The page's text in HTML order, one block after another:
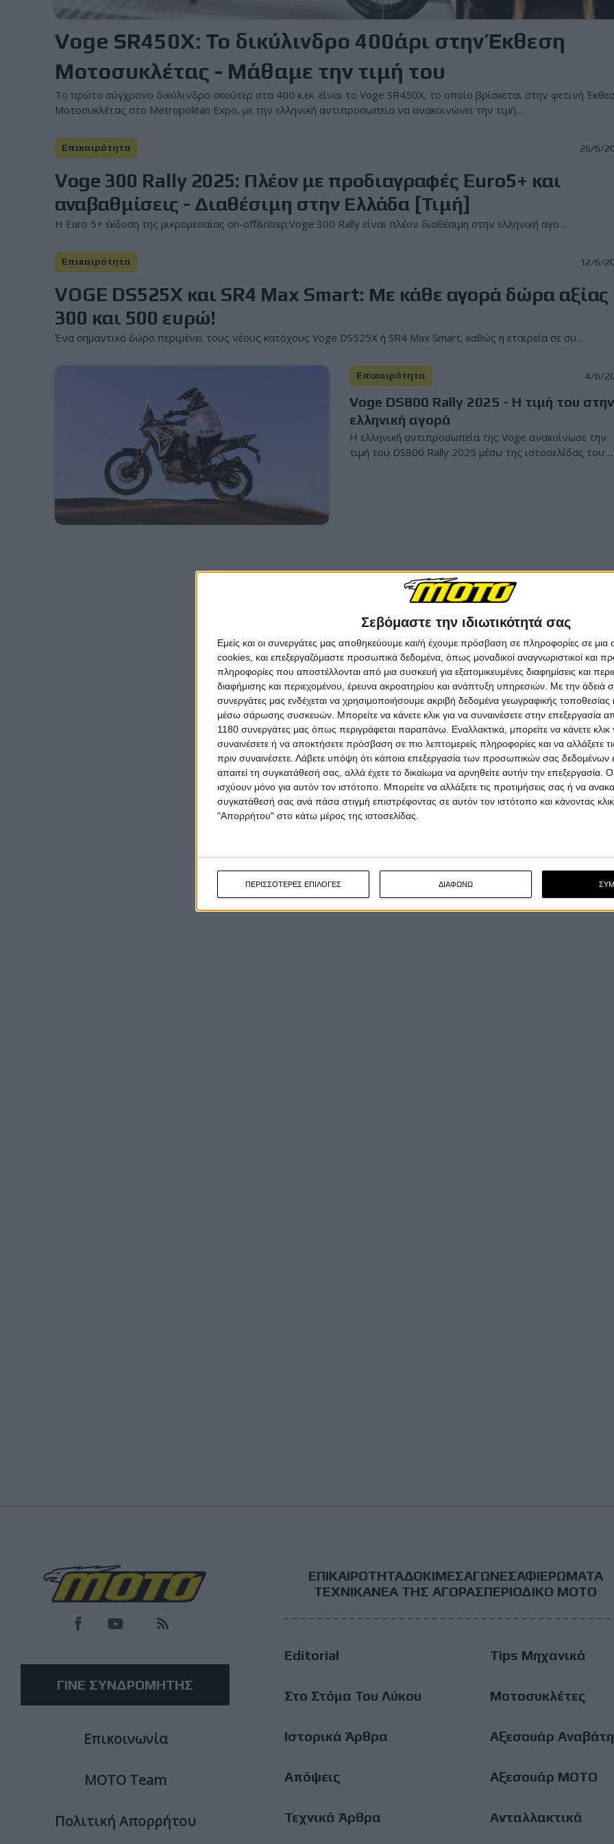
Σεβόμαστε την ιδιωτικότητά σας
Εμείς και οι συνεργάτες μας αποθηκεύουμε και/ή έχουμε πρόσβαση σε πληροφορίες σε
cookies, και επεξεργαζόμαστε προσωπικά δεδομένα, όπως μοναδικοί αναγνωριστικοί και
πληροφορίες που αποστέλλονται από μια συσκευή για εξατομικευμένες διαφημίσεις και
διαφήμισης και περιεχομένου, έρευνα ακροατηρίου και ανάπτυξη υπηρεσιών. Με την άδειά
συνεργάτες μας ενδέχεται να χρησιμοποιήσουμε ακριβή δεδομένα γεωγραφικής τοποθεσίας
μέσω σάρωσης συσκευών. Μπορείτε να κάνετε κλικ για να συναινέσετε στην επεξεργασία
1180 συνεργάτες μας όπως περιγράφεται παραπάνω. Εναλλακτικά, μπορείτε να κάνετε κλικ
συναινέσετε ή να αποκτήσετε πρόσβαση σε πιο λεπτομερείς πληροφορίες και να αλλάξετε
πριν συναινέσετε. Λάβετε υπόψη ότι κάποια επεξεργασία των προσωπικών σας δεδομένων
απαιτεί τη συγκατάθεσή σας, αλλά έχετε το δικαίωμα να αρνηθείτε αυτήν την επεξεργασία.
ισχύουν μόνο για αυτόν τον ιστότοπο. Μπορείτε να αλλάξετε τις προτιμήσεις σας ή να
συγκατάθεσή σας ανά πάσα στιγμή επιστρέφοντας σε αυτόν τον ιστότοπο και κάνοντας
"Απορρήτου" στο κάτω μέρος της ιστοσελίδας.
ΠΕΡΙΣΣΟΤΕΡΕΣ ΕΠΙΛΟΓΕΣ ΔΙΑΦΩΝΩ
Voge SR450X: Το δικύλινδρο 400άρι στην Έκθεση
Μοτοσυκλέτας - Μάθαμε την τιμή του
Το πρώτο σύγχρονο δικύλινδρο σκούτερ στα 400 κ.εκ. είναι το Voge SR450X, το οποίο βρίσκεται στην φετινή
Μοτοσυκλέτας στο Metropolitan Expo, με την ελληνική αντιπροσωπεία να ανακοινώνει την τιμή...
Επικαιρότητα 26/6/
Voge 300 Rally 2025: Πλέον με προδιαγραφές Euro5+ και
αναβαθμίσεις - Διαθέσιμη στην Ελλάδα [Τιμή]
Η Euro 5+ έκδοση της μικρομεσαίας on-off&nbsp;Voge 300 Rally είναι πλέον διαθέσιμη στην ελληνική αγο...
Επικαιρότητα 12/6/
VOGE DS525X και SR4 Max Smart: Με κάθε αγορά δώρα αξίας
300 και 500 ευρώ!
Ένα σημαντικό δώρο περιμένει τους νέους κατόχους Voge DS525X ή SR4 Max Smart, καθώς η εταιρεία σε συ...
Επικαιρότητα 4/6/
Voge DS800 Rally 2025 - Η τιμή του στην
ελληνική αγορά
Η ελληνική αντιπροσωπεία της Voge ανακοίνωσε την
τιμή του DS800 Rally 2025 μέσω της ιστοσελίδας του ...
ΓΙΝΕ ΣΥΝΔΡΟΜΗΤΗΣ
Επικοινωνία
ΜΟΤΟ Team
Πολιτική Απορρήτου
Footer
Main
Menu
ΕΠΙΚΑΙΡΟΤΗΤΑΔΟΚΙΜΕΣΑΓΩΝΕΣΑΦΙΕΡΩΜΑΤΑ
ΤΕΧΝΙΚΑΝΕΑ ΤΗΣ ΑΓΟΡΑΣΠΕΡΙΟΔΙΚΟ ΜΟΤΟ
Editorial
Στο Στόμα Του Λύκου
Ιστορικά Άρθρα
Απόψεις
Τεχνικά Άρθρα
Tips Μηχανικά
Μοτοσυκλέτες
Αξεσουάρ Αναβάτη
Αξεσουάρ ΜΟΤΟ
Ανταλλακτικά